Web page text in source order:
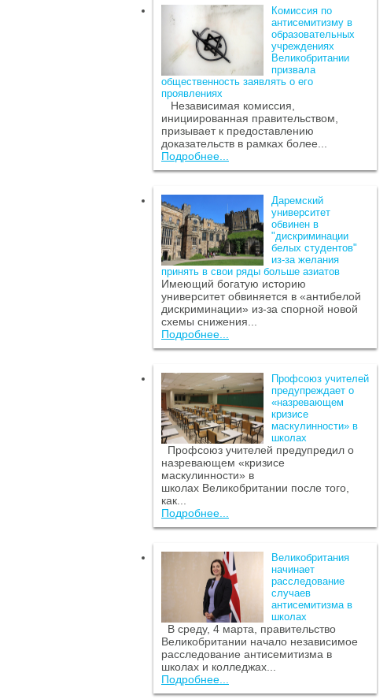
Комиссия по
антисемитизму в
образовательных
учреждениях
Великобритании
призвала
общественность заявлять о его
проявлениях
Независимая комиссия,
инициированная правительством,
призывает к предоставлению
доказательств в рамках более...
Подробнее...
Даремский
университет
обвинен в
"дискриминации
белых студентов"
из-за желания
принять в свои ряды больше азиатов
Имеющий богатую историю
университет обвиняется в «антибелой
дискриминации» из-за спорной новой
схемы снижения...
Подробнее...
Профсоюз учителей
предупреждает о
«назревающем
кризисе
маскулинности» в
школах
Профсоюз учителей предупредил о
назревающем «кризисе
маскулинности» в
школах Великобритании после того,
как...
Подробнее...
Великобритания
начинает
расследование
случаев
антисемитизма в
школах
В среду, 4 марта, правительство
Великобритании начало независимое
расследование антисемитизма в
школах и колледжах...
Подробнее...